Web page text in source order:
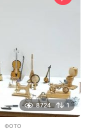
8724 1
,ФОТО